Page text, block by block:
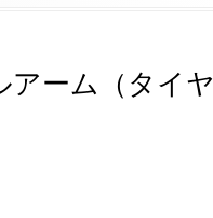
ーム（タイヤ